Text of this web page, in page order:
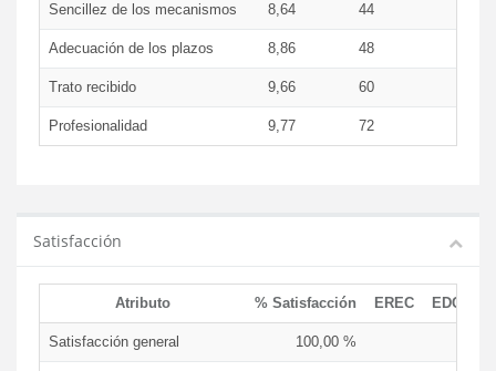
Sencillez de los mecanismos 8,64 44
Adecuación de los plazos 8,86 48
Trato recibido 9,66 60
Profesionalidad 9,77 72
Satisfacción
Atributo % Satisfacción EREC EDCEN
Satisfacción general 100,00 %